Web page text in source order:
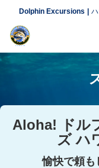
Dolphin Excursions
ウミガメツアー
Aloha! ドル
ズ ハ
愉快で頼も